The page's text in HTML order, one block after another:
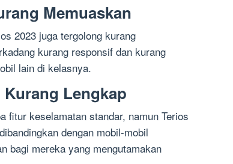
Memuaskan
2023 juga tergolong kurang
kurang responsif dan kurang
lain di kelasnya.
Lengkap
fitur keselamatan standar, namun Terios
dengan mobil-mobil
bagi mereka yang mengutamakan